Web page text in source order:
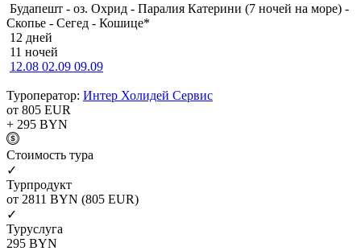
Будапешт - оз. Охрид - Паралия Катерини (7 ночей на море) -
Скопье - Сегед - Кошице*
12 дней
11 ночей
12.08 02.09 09.09
Туроператор: Интер Холидей Сервис
от 805 EUR
+ 295 BYN
Cтоимость тура
✓
Турпродукт
от 2811 BYN (805 EUR)
✓
Туруслуга
295 BYN